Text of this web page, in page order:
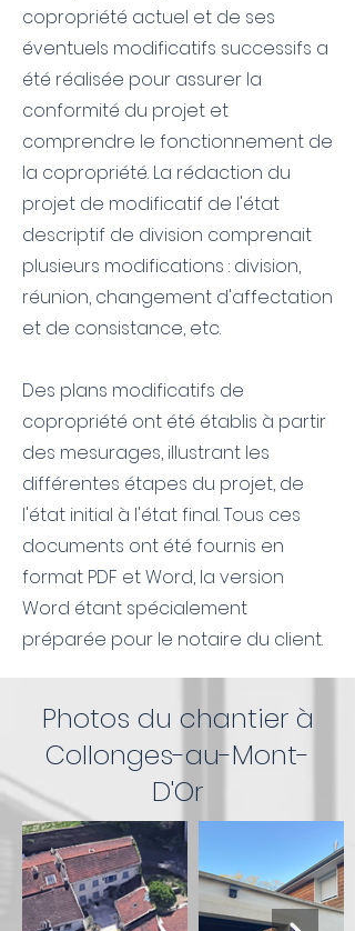
copropriété actuel et de ses
éventuels modificatifs successifs a
été réalisée pour assurer la
conformité du projet et
comprendre le fonctionnement de
la copropriété. La rédaction du
projet de modificatif de l'état
descriptif de division comprenait
plusieurs modifications : division,
réunion, changement d'affectation
et de consistance, etc.
Des plans modificatifs de
copropriété ont été établis à partir
des mesurages, illustrant les
différentes étapes du projet, de
l'état initial à l'état final. Tous ces
documents ont été fournis en
format PDF et Word, la version
Word étant spécialement
préparée pour le notaire du client.
Photos du chantier à
Collonges-au-Mont-
D'Or